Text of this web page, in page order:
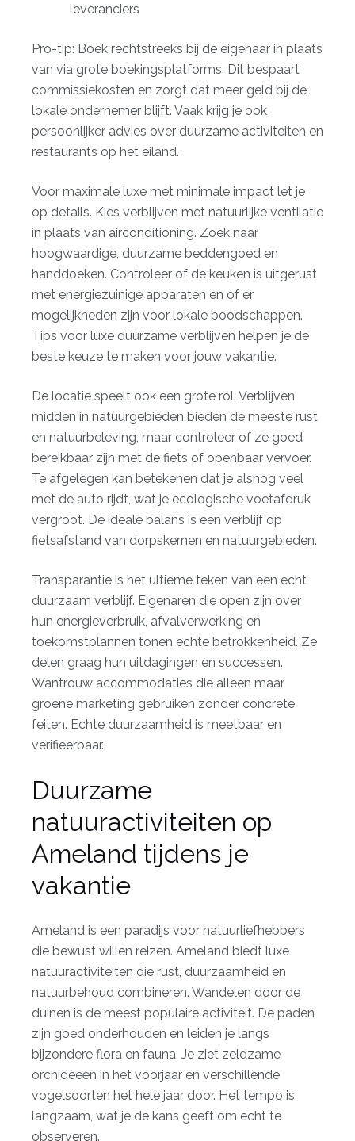
leveranciers
Pro-tip: Boek rechtstreeks bij de eigenaar in plaats
van via grote boekingsplatforms. Dit bespaart
commissiekosten en zorgt dat meer geld bij de
lokale ondernemer blijft. Vaak krijg je ook
persoonlijker advies over duurzame activiteiten en
restaurants op het eiland.
Voor maximale luxe met minimale impact let je
op details. Kies verblijven met natuurlijke ventilatie
in plaats van airconditioning. Zoek naar
hoogwaardige, duurzame beddengoed en
handdoeken. Controleer of de keuken is uitgerust
met energiezuinige apparaten en of er
mogelijkheden zijn voor lokale boodschappen.
Tips voor luxe duurzame verblijven helpen je de
beste keuze te maken voor jouw vakantie.
De locatie speelt ook een grote rol. Verblijven
midden in natuurgebieden bieden de meeste rust
en natuurbeleving, maar controleer of ze goed
bereikbaar zijn met de fiets of openbaar vervoer.
Te afgelegen kan betekenen dat je alsnog veel
met de auto rijdt, wat je ecologische voetafdruk
vergroot. De ideale balans is een verblijf op
fietsafstand van dorpskernen en natuurgebieden.
Transparantie is het ultieme teken van een echt
duurzaam verblijf. Eigenaren die open zijn over
hun energieverbruik, afvalverwerking en
toekomstplannen tonen echte betrokkenheid. Ze
delen graag hun uitdagingen en successen.
Wantrouw accommodaties die alleen maar
groene marketing gebruiken zonder concrete
feiten. Echte duurzaamheid is meetbaar en
verifieerbaar.
Duurzame
natuuractiviteiten op
Ameland tijdens je
vakantie
Ameland is een paradijs voor natuurliefhebbers
die bewust willen reizen. Ameland biedt luxe
natuuractiviteiten die rust, duurzaamheid en
natuurbehoud combineren. Wandelen door de
duinen is de meest populaire activiteit. De paden
zijn goed onderhouden en leiden je langs
bijzondere flora en fauna. Je ziet zeldzame
orchideeën in het voorjaar en verschillende
vogelsoorten het hele jaar door. Het tempo is
langzaam, wat je de kans geeft om echt te
observeren.